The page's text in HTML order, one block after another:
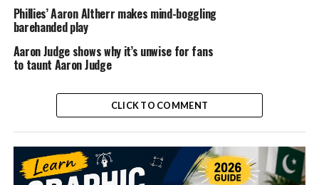
Phillies’ Aaron Altherr makes mind-boggling
barehanded play
Aaron Judge shows why it’s unwise for fans
to taunt Aaron Judge
CLICK TO COMMENT